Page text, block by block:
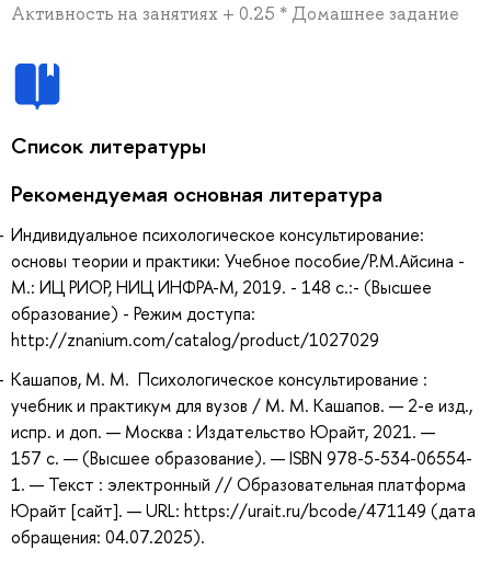
Активность на занятиях + 0.25 * Домашнее задание
Список литературы
Рекомендуемая основная литература
Индивидуальное психологическое консультирование:
основы теории и практики: Учебное пособие/Р.М.Айсина -
М.: ИЦ РИОР, НИЦ ИНФРА-М, 2019. - 148 с.:- (Высшее
образование) - Режим доступа:
http://znanium.com/catalog/product/1027029
Кашапов, М. М. Психологическое консультирование :
учебник и практикум для вузов / М. М. Кашапов. — 2-е изд.,
испр. и доп. — Москва : Издательство Юрайт, 2021. —
157 с. — (Высшее образование). — ISBN 978-5-534-06554-
1. — Текст : электронный // Образовательная платформа
Юрайт [сайт]. — URL: https://urait.ru/bcode/471149 (дата
обращения: 04.07.2025).